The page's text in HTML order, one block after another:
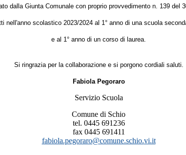
dalla Giunta Comunale con proprio provvedimento n. 139 del
nell'anno scolastico 2023/2024 al 1° anno di una scuola
e al 1° anno di un corso di laurea.
Si ringrazia per la collaborazione e si porgono cordiali saluti.
Fabiola Pegoraro
Servizio Scuola
Comune di Schio
tel. 0445 691236
fax 0445 691411
fabiola.pegoraro@comune.schio.vi.it